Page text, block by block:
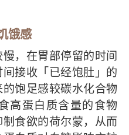
饿感
，在胃部停留的时间
接收「已经饱肚」的
饱足感较碳水化合物
高蛋白质含量的食物
食欲的荷尔蒙，从而